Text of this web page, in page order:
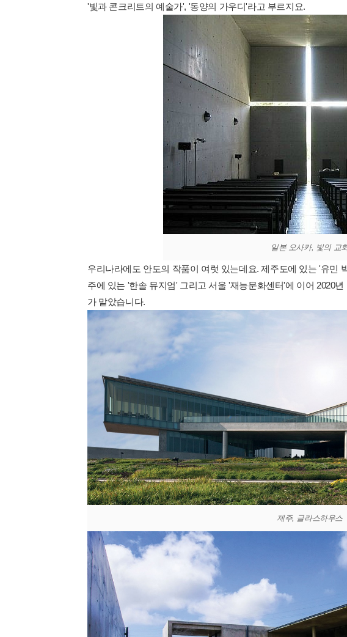
'빛과 콘크리트의 예술가', '동양의 가우디'라고 부르지요.
일본 오사카, 빛의 교
우리나라에도 안도의 작품이 여럿 있는데요. 제주도에 있는 '유민
주에 있는 '한솔 뮤지엄' 그리고 서울 '재능문화센터'에 이어 2020
가 맡았습니다.
제주, 글라스하우스